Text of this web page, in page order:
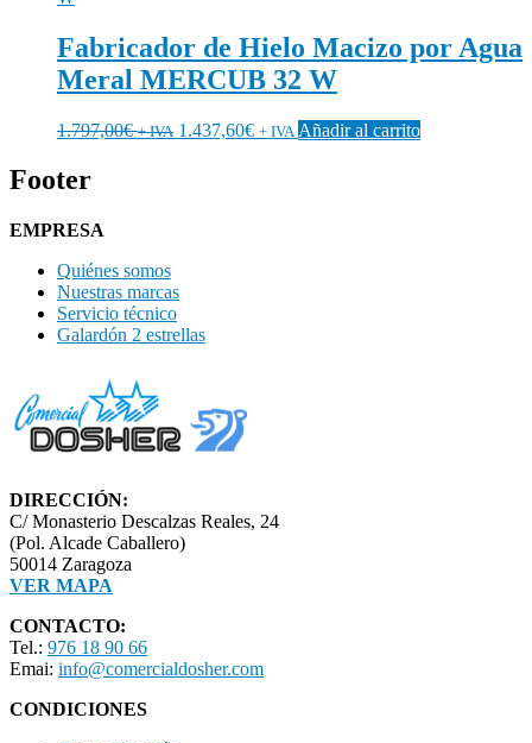
Fabricador de Hielo Macizo por Agua
Meral MERCUB 32 W
1.797,00€ + IVA 1.437,60€ + IVA Añadir al carrito
Footer
EMPRESA
Quiénes somos
Nuestras marcas
Servicio técnico
Galardón 2 estrellas
DIRECCIÓN:
C/ Monasterio Descalzas Reales, 24
(Pol. Alcade Caballero)
50014 Zaragoza
VER MAPA
CONTACTO:
Tel.: 976 18 90 66
Emai: info@comercialdosher.com
CONDICIONES